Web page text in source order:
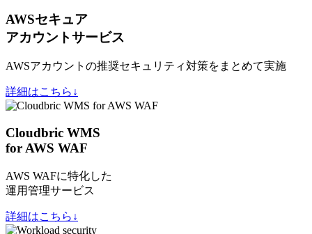
AWSセキュア
アカウントサービス
AWSアカウントの推奨セキュリティ対策をまとめて実施
詳細はこちら↓
Cloudbric WMS
for AWS WAF
AWS WAFに特化した
運用管理サービス
詳細はこちら↓